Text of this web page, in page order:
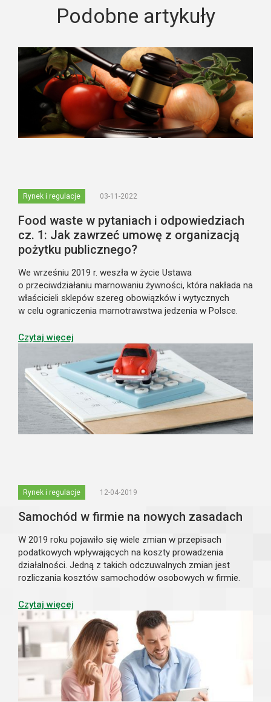
Podobne artykuły
Rynek i regulacje 03-11-2022
Food waste w pytaniach i odpowiedziach
cz. 1: Jak zawrzeć umowę z organizacją
pożytku publicznego?
We wrześniu 2019 r. weszła w życie Ustawa
o przeciwdziałaniu marnowaniu żywności, która nakłada na
właścicieli sklepów szereg obowiązków i wytycznych
w celu ograniczenia marnotrawstwa jedzenia w Polsce.
pożytku publicznego w zakresie oddawania n...
Czytaj więcej
Rynek i regulacje 12-04-2019
Samochód w firmie na nowych zasadach
W 2019 roku pojawiło się wiele zmian w przepisach
podatkowych wpływających na koszty prowadzenia
działalności. Jedną z takich odczuwalnych zmian jest
rozliczania kosztów samochodów osobowych w firmie.
użytkowania samochodów osobowych będących
środkiem t...
Czytaj więcej